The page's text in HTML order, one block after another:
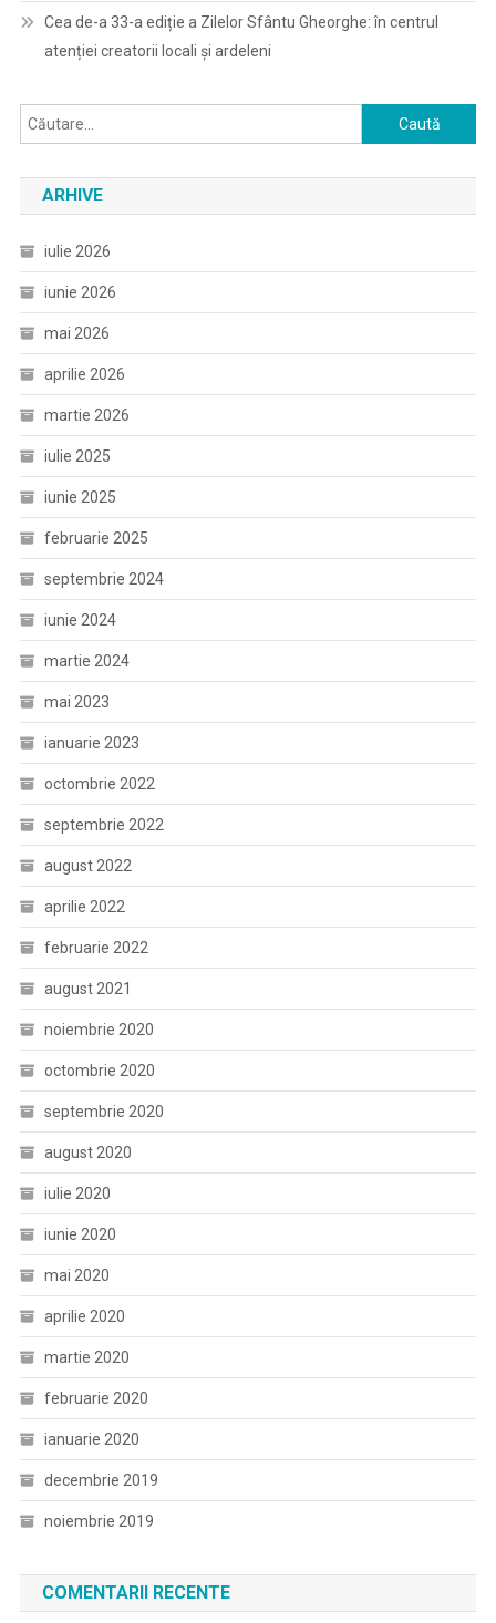
Cea de-a 33-a ediție a Zilelor Sfântu Gheorghe: în centrul
atenției creatorii locali și ardeleni
Caută
după:
ARHIVE
iulie 2026
iunie 2026
mai 2026
aprilie 2026
martie 2026
iulie 2025
iunie 2025
februarie 2025
septembrie 2024
iunie 2024
martie 2024
mai 2023
ianuarie 2023
octombrie 2022
septembrie 2022
august 2022
aprilie 2022
februarie 2022
august 2021
noiembrie 2020
octombrie 2020
septembrie 2020
august 2020
iulie 2020
iunie 2020
mai 2020
aprilie 2020
martie 2020
februarie 2020
ianuarie 2020
decembrie 2019
noiembrie 2019
COMENTARII RECENTE